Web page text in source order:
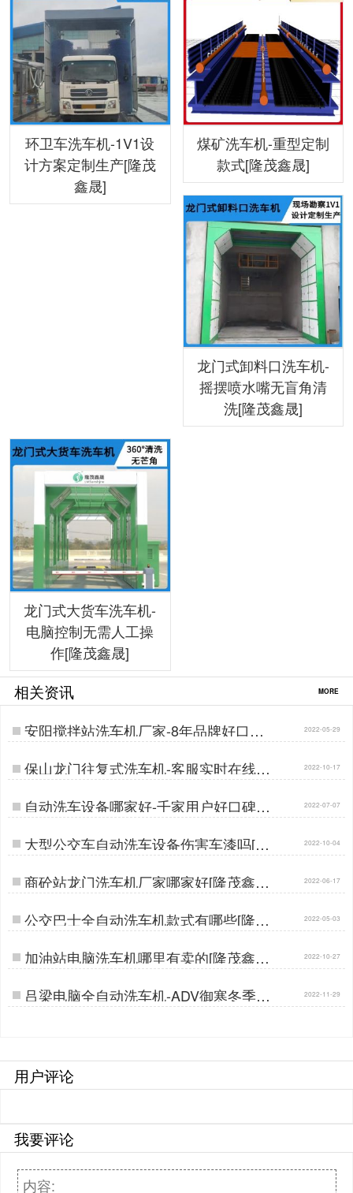
环卫车洗车机-1V1设
计方案定制生产[隆茂
鑫晟]
煤矿洗车机-重型定制
款式[隆茂鑫晟]
龙门式卸料口洗车机-
摇摆喷水嘴无盲角清
洗[隆茂鑫晟]
龙门式大货车洗车机-
电脑控制无需人工操
作[隆茂鑫晟]
相关资讯 MORE
安阳搅拌站洗车机厂家-8年品牌好口碑
厂家[隆茂鑫晟]…
2022-05-29
保山龙门往复式洗车机-客服实时在线为
您服务[隆茂鑫晟]…
2022-10-17
自动洗车设备哪家好-千家用户好口碑厂
家[隆茂鑫晟]…
2022-07-07
大型公交车自动洗车设备伤害车漆吗[隆
茂鑫晟]…
2022-10-04
商砼站龙门洗车机厂家哪家好[隆茂鑫晟]
…
2022-06-17
公交巴士全自动洗车机款式有哪些[隆茂
鑫晟]…
2022-05-03
加油站电脑洗车机哪里有卖的[隆茂鑫晟]
…
2022-10-27
吕梁电脑全自动洗车机-ADV御寒冬季也
可使用[隆茂鑫晟]…
2022-11-29
用户评论
我要评论